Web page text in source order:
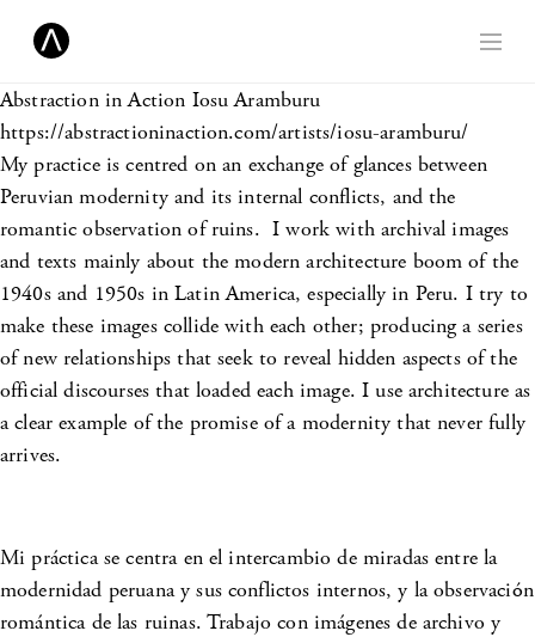
Abstraction in Action Iosu Aramburu
https://abstractioninaction.com/artists/iosu-aramburu/
My practice is centred on an exchange of glances between
Peruvian modernity and its internal conflicts, and the
romantic observation of ruins. I work with archival images
and texts mainly about the modern architecture boom of the
1940s and 1950s in Latin America, especially in Peru. I try to
make these images collide with each other; producing a series
of new relationships that seek to reveal hidden aspects of the
official discourses that loaded each image. I use architecture as
a clear example of the promise of a modernity that never fully
arrives.
Mi práctica se centra en el intercambio de miradas entre la
modernidad peruana y sus conflictos internos, y la observación
romántica de las ruinas. Trabajo con imágenes de archivo y